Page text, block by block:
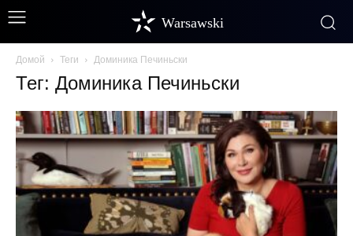
Warsawski
Домой Теги Доминика Печиньски
Тег: Доминика Печиньски